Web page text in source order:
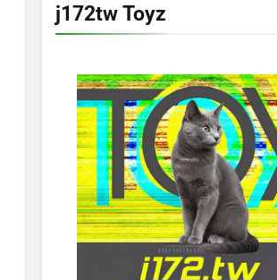
j172tw Toyz